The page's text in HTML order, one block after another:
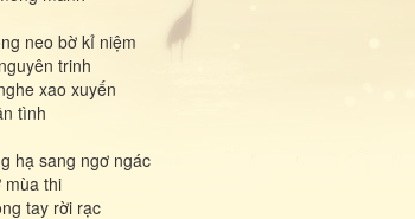
neo bờ kỉ niệm
trinh
xao xuyến
tình
hạ sang ngơ ngác
mùa thi
tay rời rạc